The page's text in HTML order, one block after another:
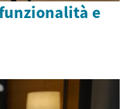
e